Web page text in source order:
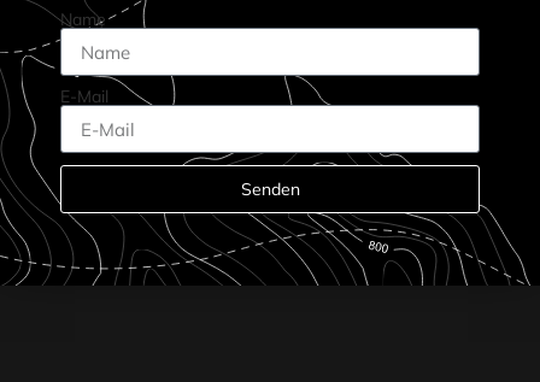
Name
E-Mail
Senden